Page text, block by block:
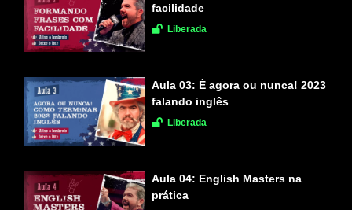
facilidade
Liberada
Aula 03: É agora ou nunca! 2023
falando inglês
Liberada
Aula 04: English Masters na
prática